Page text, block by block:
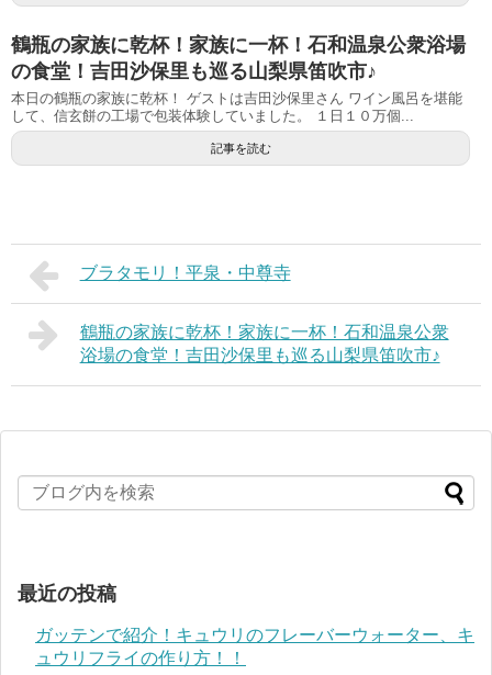
鶴瓶の家族に乾杯！家族に一杯！石和温泉公衆浴場
の食堂！吉田沙保里も巡る山梨県笛吹市♪
本日の鶴瓶の家族に乾杯！ ゲストは吉田沙保里さん ワイン風呂を堪能
して、信玄餅の工場で包装体験していました。 １日１０万個...
記事を読む
ブラタモリ！平泉・中尊寺
鶴瓶の家族に乾杯！家族に一杯！石和温泉公衆
浴場の食堂！吉田沙保里も巡る山梨県笛吹市♪
最近の投稿
ガッテンで紹介！キュウリのフレーバーウォーター、キ
ュウリフライの作り方！！